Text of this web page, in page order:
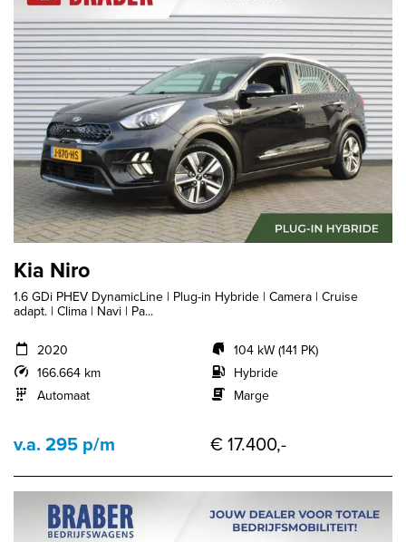
Kia Niro
1.6 GDi PHEV DynamicLine | Plug-in Hybride | Camera | Cruise
adapt. | Clima | Navi | Pa...
2020
166.664 km
Automaat
104 kW (141 PK)
Hybride
Marge
v.a. 295 p/m € 17.400,-